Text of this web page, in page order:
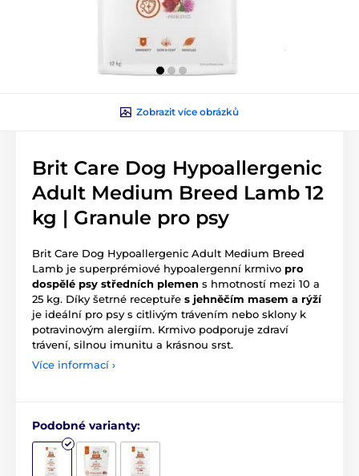
Zobrazit více obrázků
Brit Care Dog Hypoallergenic
Adult Medium Breed Lamb 12
kg | Granule pro psy
Brit Care Dog Hypoallergenic Adult Medium Breed
Lamb je superprémiové hypoalergenní krmivo pro
dospělé psy středních plemen s hmotností mezi 10 a
25 kg. Díky šetrné receptuře s jehněčím masem a rýží
je ideální pro psy s citlivým trávením nebo sklony k
potravinovým alergiím. Krmivo podporuje zdraví
trávení, silnou imunitu a krásnou srst.
Více informací ›
Podobné varianty: